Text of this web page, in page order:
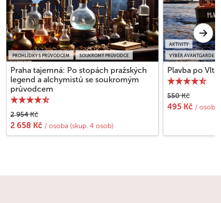
PROHLÍDKY S PRŮVODCEM SOUKROMÝ PRŮVODCE
Praha tajemná: Po stopách pražských
legend a alchymistů se soukromým
průvodcem
2 954 Kč
2 658 Kč / osoba (skup. 4 osob)
VÝBĚR AVANTGARDE
AKTIVITY
Plavba po
550 Kč
495 Kč / osoba